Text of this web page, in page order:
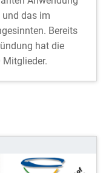
das im
Bereits
hat die
Mitglieder.